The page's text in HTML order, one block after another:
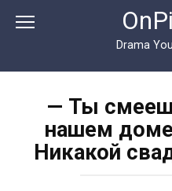
Drama
— Ты
нашем
Никакой